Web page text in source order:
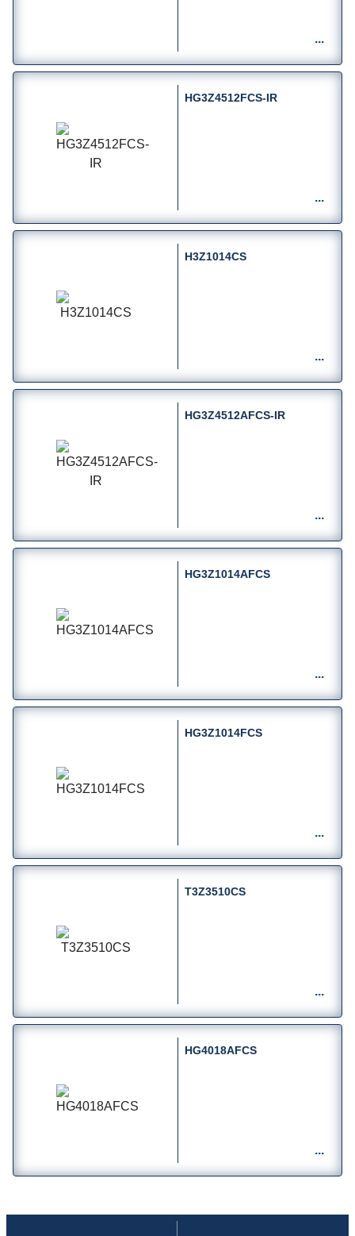
HG3Z4512FCS-IR
H3Z1014CS
HG3Z4512AFCS-IR
HG3Z1014AFCS
HG3Z1014FCS
T3Z3510CS
HG4018AFCS